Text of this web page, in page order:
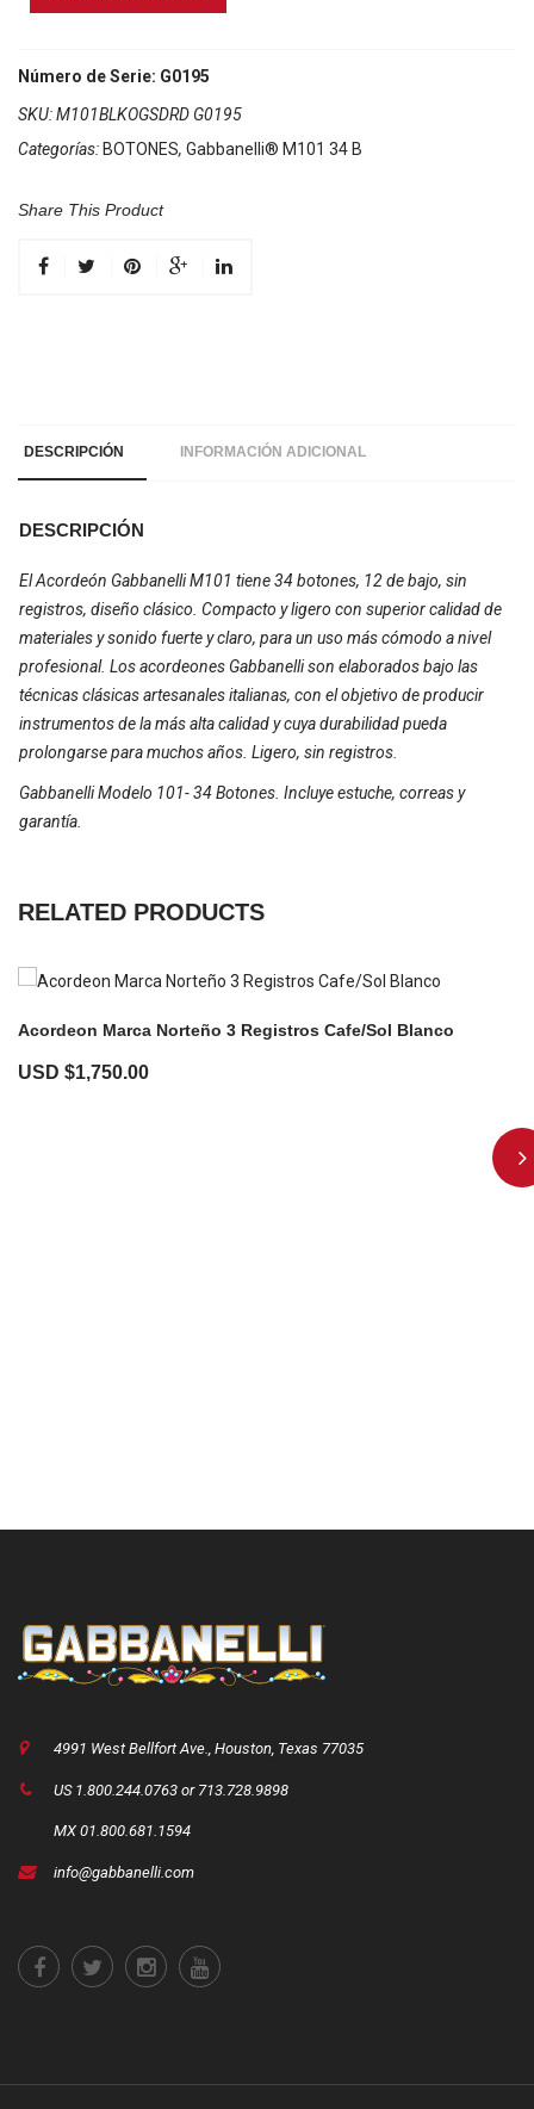
cantidad
Número de Serie: G0195
SKU:M101BLKOGSDRD G0195
Categorías: BOTONES, Gabbanelli® M101 34 B
Share This Product
DESCRIPCIÓN INFORMACIÓN ADICIONAL
DESCRIPCIÓN
El Acordeón Gabbanelli M101 tiene 34 botones, 12 de bajo, sin
registros, diseño clásico. Compacto y ligero con superior calidad de
materiales y sonido fuerte y claro, para un uso más cómodo a nivel
profesional. Los acordeones Gabbanelli son elaborados bajo las
técnicas clásicas artesanales italianas, con el objetivo de producir
instrumentos de la más alta calidad y cuya durabilidad pueda
prolongarse para muchos años. Ligero, sin registros.
Gabbanelli Modelo 101- 34 Botones. Incluye estuche, correas y
garantía.
RELATED PRODUCTS
Acordeon Marca Norteño 3 Registros Cafe/Sol Blanco
USD $1,750.00
4991 West Bellfort Ave., Houston, Texas 77035
US 1.800.244.0763 or 713.728.9898
MX 01.800.681.1594
info@gabbanelli.com